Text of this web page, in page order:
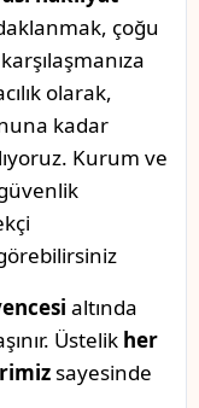
çoğu
olarak,
kadar
Kurum ve
görebilirsiniz
altında
Üstelik her
sayesinde